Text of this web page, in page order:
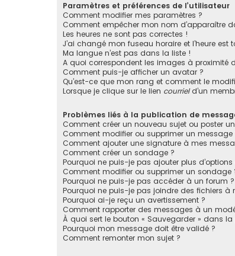
Paramètres et préférences de l’utilisateur
Comment modifier mes paramètres ?
Comment empêcher mon nom d’apparaître
Les heures ne sont pas correctes !
J’ai changé mon fuseau horaire et l’heure est
Ma langue n’est pas dans la liste !
A quoi correspondent les images à proximité
Comment puis-je afficher un avatar ?
Qu’est-ce que mon rang et comment le
Lorsque je clique sur le lien courrield’un
Problèmes liés à la publication de
Comment créer un nouveau sujet ou poster
Comment modifier ou supprimer un message
Comment ajouter une signature à mes
Comment créer un sondage ?
Pourquoi ne puis-je pas ajouter plus
Comment modifier ou supprimer un sondage
Pourquoi ne puis-je pas accéder à un forum ?
Pourquoi ne puis-je pas joindre des fichiers à
Pourquoi ai-je reçu un avertissement ?
Comment rapporter des messages à un
À quoi sert le bouton « Sauvegarder » dans
Pourquoi mon message doit être validé ?
Comment remonter mon sujet ?